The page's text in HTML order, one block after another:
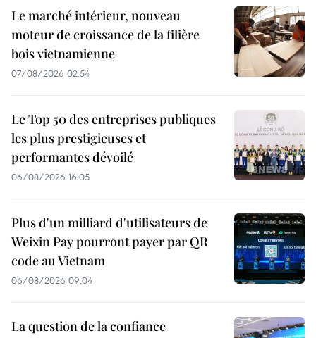
Le marché intérieur, nouveau
moteur de croissance de la filière
bois vietnamienne
07/08/2026 02:54
Le Top 50 des entreprises publiques
les plus prestigieuses et
performantes dévoilé
06/08/2026 16:05
Plus d'un milliard d'utilisateurs de
Weixin Pay pourront payer par QR
code au Vietnam
06/08/2026 09:04
La question de la confiance